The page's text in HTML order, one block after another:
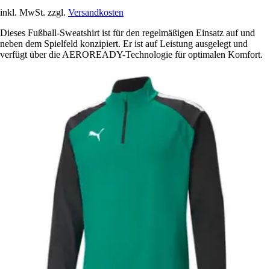
inkl. MwSt. zzgl. Versandkosten
Dieses Fußball-Sweatshirt ist für den regelmäßigen Einsatz auf und
neben dem Spielfeld konzipiert. Er ist auf Leistung ausgelegt und
verfügt über die AEROREADY-Technologie für optimalen Komfort.